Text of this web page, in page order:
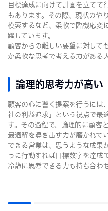
目標達成に向けて計画を立てて
もあります。その際、現状のや
模索するなど、柔軟で臨機応変
躍しています。
顧客からの難しい要望に対して
か柔軟な思考で考える力がある
論理的思考力が高い
顧客の心に響く提案を行うには
社の利益追求」という視点で最
す。その過程で、論理的に顧客
最適解を導き出す力が磨かれて
できる営業は、思うような成果
うに行動すれば目標数字を達成
冷静に思考できる力も持ち合わ